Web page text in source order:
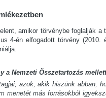
amikor törvénybe foglalják a
4-én elfogadott törvény
a Nemzeti Összetartozás
azok, akik hiszünk abban,
menetét más forrásokból